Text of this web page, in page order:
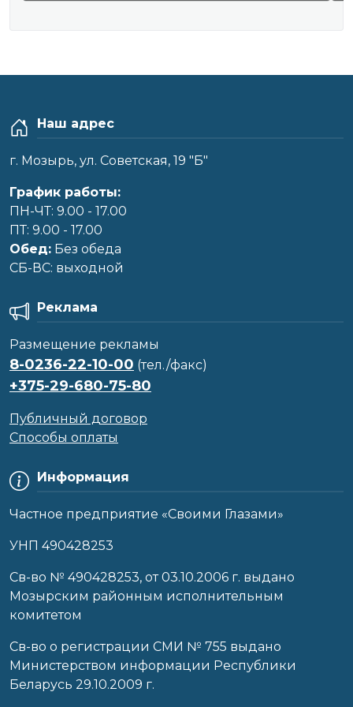
Наш адрес
г. Мозырь, ул. Советская, 19 "Б"
График работы:
ПН-ЧТ: 9.00 - 17.00
ПТ: 9.00 - 17.00
Обед: Без обеда
CБ-ВС: выходной
Информация
Частное предприятие «Своими Глазами»
УНП 490428253
Cв-во № 490428253, от 03.10.2006 г. выдано
Мозырским районным исполнительным
комитетом
Св-во о регистрации СМИ № 755 выдано
Министерством информации Республики
Беларусь 29.10.2009 г.
Реклама
Размещение рекламы
8-0236-22-10-00 (тел./факс)
+375-29-680-75-80
Публичный договор
Способы оплаты